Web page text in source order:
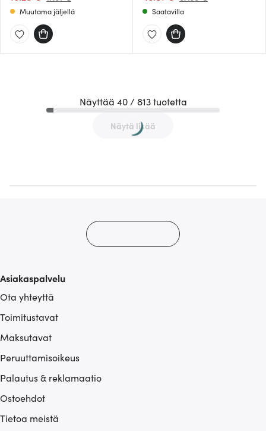
Muutama jäljellä Saatavilla
Näyttää 40 / 813 tuotetta
Näytä lisää
Asiakaspalvelu
Ota yhteyttä
Toimitustavat
Maksutavat
Peruuttamisoikeus
Palautus & reklamaatio
Ostoehdot
Tietoa meistä